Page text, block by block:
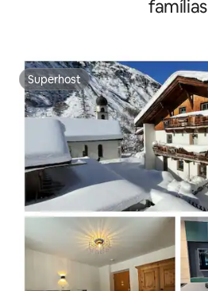
famílias
Superhost
Superhost